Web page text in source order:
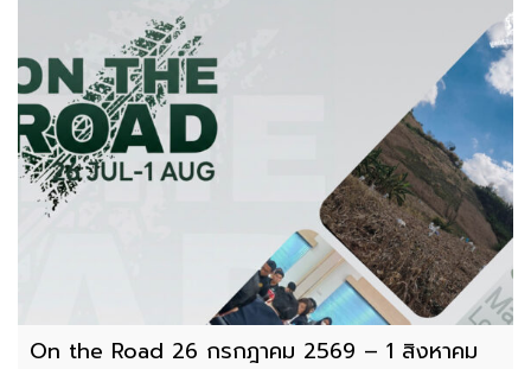
On the Road 26 กรกฎาคม 2569 – 1 สิงหาคม